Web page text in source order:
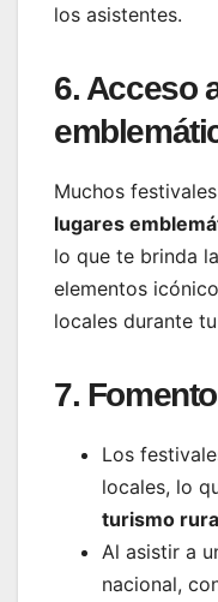
los asistentes.
6. Acceso
Muchos
lugares
lo que te brinda
elementos
locales durante
7.
Los
locales, lo
turismo
Al asistir a
nacional,